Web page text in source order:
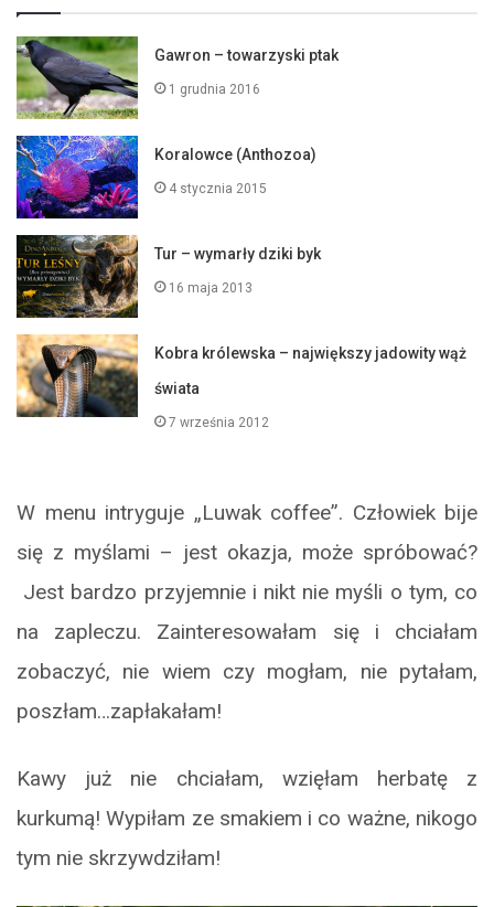
Gawron – towarzyski ptak
1 grudnia 2016
Koralowce (Anthozoa)
4 stycznia 2015
Tur – wymarły dziki byk
16 maja 2013
Kobra królewska – największy jadowity wąż
świata
7 września 2012
W menu intryguje „Luwak coffee”. Człowiek bije
się z myślami – jest okazja, może spróbować?
Jest bardzo przyjemnie i nikt nie myśli o tym, co
na zapleczu. Zainteresowałam się i chciałam
zobaczyć, nie wiem czy mogłam, nie pytałam,
poszłam…zapłakałam!
Kawy już nie chciałam, wzięłam herbatę z
kurkumą! Wypiłam ze smakiem i co ważne, nikogo
tym nie skrzywdziłam!